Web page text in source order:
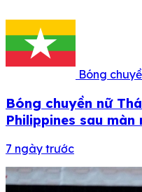
Bóng
Bóng chuyền nữ
Philippines sau
7 ngày trước